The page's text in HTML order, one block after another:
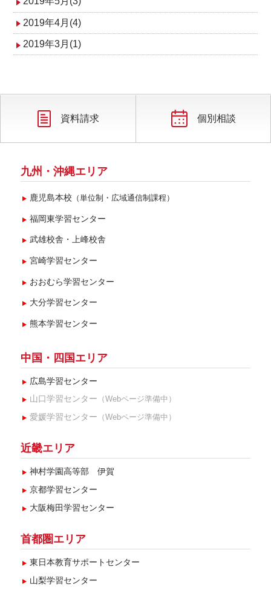
2019年4月(4)
2019年3月(1)
資料請求 個別相談
九州・沖縄エリア
鹿児島本校 （単位制・広域通信制課程）
福岡東学習センター
武雄校舎・上峰校舎
宮崎学習センター
おおむら学習センター
大分学習センター
熊本学習センター
中国・四国エリア
広島学習センター
山口学習センター （Webページ準備中）
愛媛学習センター （Webページ準備中）
近畿エリア
神村学園高等部 伊賀
京都学習センター
大阪梅田学習センター
首都圏エリア
東日本教育サポートセンター
山梨学習センター